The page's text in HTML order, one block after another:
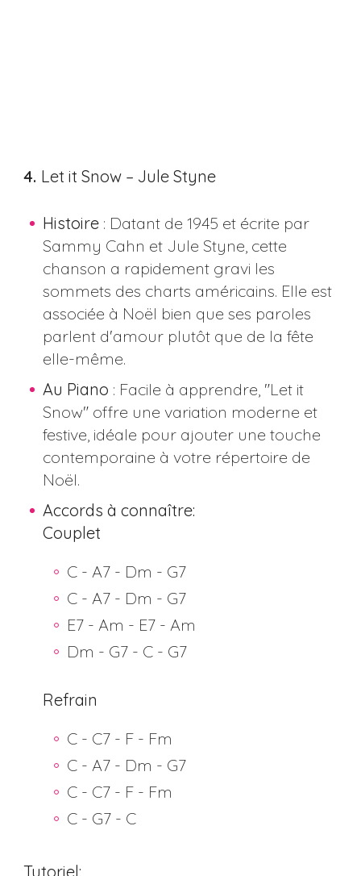
4. Let it Snow – Jule Styne
Histoire: Datant de 1945 et écrite par
Sammy Cahn et Jule Styne, cette
chanson a rapidement gravi les
sommets des charts américains. Elle est
associée à Noël bien que ses paroles
parlent d'amour plutôt que de la fête
elle-même.
Au Piano : Facile à apprendre, "Let it
Snow" offre une variation moderne et
festive, idéale pour ajouter une touche
contemporaine à votre répertoire de
Noël​​.
Accords à connaître:
Couplet
C - A7 - Dm - G7
C - A7 - Dm - G7
E7 - Am - E7 - Am
Dm - G7 - C - G7
Refrain
C - C7 - F - Fm
C - A7 - Dm - G7
C - C7 - F - Fm
C - G7 - C
Tutoriel: